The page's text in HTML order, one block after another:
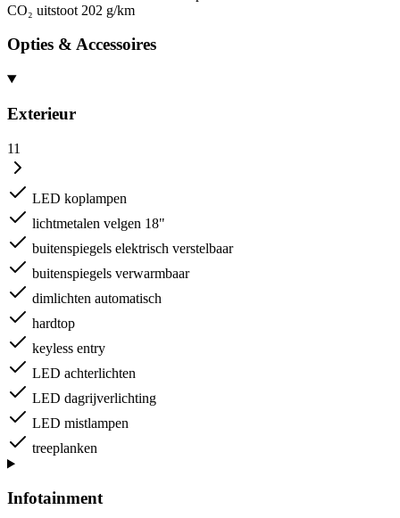
CO₂ uitstoot 202 g/km
Opties & Accessoires
Exterieur
11
LED koplampen
lichtmetalen velgen 18"
buitenspiegels elektrisch verstelbaar
buitenspiegels verwarmbaar
dimlichten automatisch
hardtop
keyless entry
LED achterlichten
LED dagrijverlichting
LED mistlampen
treeplanken
Infotainment